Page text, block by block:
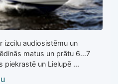
izcilu audiosistēmu un
matus un prātu 6...7
piekrastē un Lielupē ...